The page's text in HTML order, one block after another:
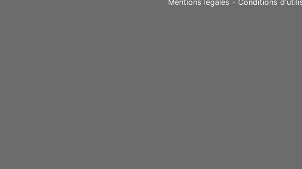
Mentions légales - Conditions